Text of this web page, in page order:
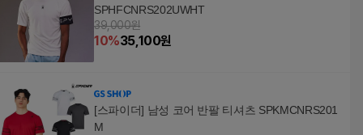
SPHFCNRS202UWHT
39,000원
10%35,100원
[스파이더] 남성 코어 반팔 티셔츠 SPKMCNRS201
M